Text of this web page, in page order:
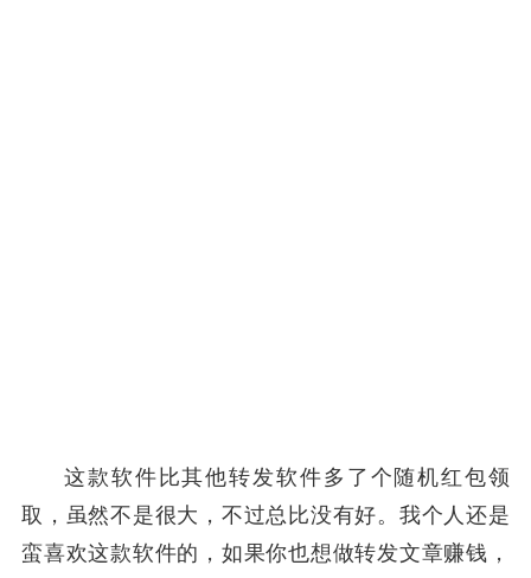
这款软件比其他转发软件多了个随机红包领
取，虽然不是很大，不过总比没有好。我个人还是
蛮喜欢这款软件的，如果你也想做转发文章赚钱，